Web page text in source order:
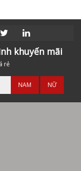
khuyến mãi
rẻ
NAM NỮ